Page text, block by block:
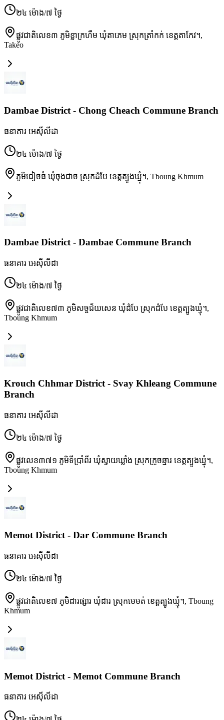
២៤ ម៉ោង/៧ ថ្ងៃ
ផ្លូវជាតិលេខ៣ ភូមិខ្លាក្រហឹម ឃុំតាភេម ស្រុកត្រាំកក់ ខេត្តតាកែវ។,
Takeo
Dambae District - Chong Cheach Commune Branch
ធនាគារ អេស៊ីលីដា
២៤ ម៉ោង/៧ ថ្ងៃ
ភូមិជៀចធំ ឃុំចុងជាច ស្រុកដំបែ ខេត្តត្បូងឃ្មុំ។, Tboung Khmum
Dambae District - Dambae Commune Branch
ធនាគារ អេស៊ីលីដា
២៤ ម៉ោង/៧ ថ្ងៃ
ផ្លូវជាតិលេខ៧៣ ភូមិសច្ចជ័យសេន ឃុំដំបែ ស្រុកដំបែ ខេត្តត្បូងឃ្មុំ។,
Tboung Khmum
Krouch Chhmar District - Svay Khleang Commune
Branch
ធនាគារ អេស៊ីលីដា
២៤ ម៉ោង/៧ ថ្ងៃ
ផ្លូវលេខ៣៧១ ភូមិទីប្រាំពីរ ឃុំស្វាយឃ្លាំង ស្រុកក្រូចឆ្មារ ខេត្តត្បូងឃ្មុំ។,
Tboung Khmum
Memot District - Dar Commune Branch
ធនាគារ អេស៊ីលីដា
២៤ ម៉ោង/៧ ថ្ងៃ
ផ្លូវជាតិលេខ៧ ភូមិដារផ្សារ ឃុំដារ ស្រុកមេមត់ ខេត្តត្បូងឃ្មុំ។, Tboung
Khmum
Memot District - Memot Commune Branch
ធនាគារ អេស៊ីលីដា